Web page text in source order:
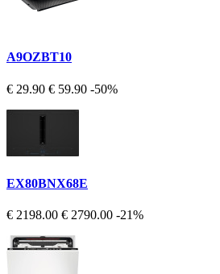
A9OZBT10
€ 29.90 € 59.90 -50%
EX80BNX68E
€ 2198.00 € 2790.00 -21%